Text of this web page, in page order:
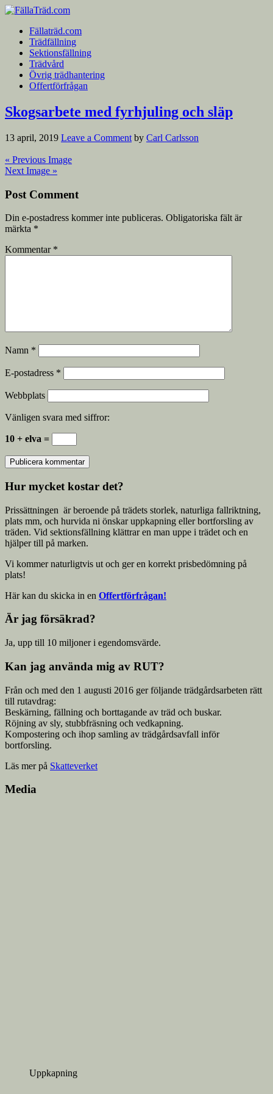
Fällaträd.com
Trädfällning
Sektionsfällning
Trädvård
Övrig trädhantering
Offertförfrågan
Skogsarbete med fyrhjuling och släp
13 april, 2019 Leave a Comment by Carl Carlsson
« Previous Image
Next Image »
Post Comment
Din e-postadress kommer inte publiceras. Obligatoriska fält är
märkta *
Kommentar *
Namn *
E-postadress *
Webbplats
Vänligen svara med siffror:
10 + elva =
Hur mycket kostar det?
Prissättningen är beroende på trädets storlek, naturliga fallriktning,
plats mm, och hurvida ni önskar uppkapning eller bortforsling av
träden. Vid sektionsfällning klättrar en man uppe i trädet och en
hjälper till på marken.
Vi kommer naturligtvis ut och ger en korrekt prisbedömning på
plats!
Här kan du skicka in en Offertförfrågan!
Är jag försäkrad?
Ja, upp till 10 miljoner i egendomsvärde.
Kan jag använda mig av RUT?
Från och med den 1 augusti 2016 ger följande trädgårdsarbeten rätt
till rutavdrag:
Beskärning, fällning och borttagande av träd och buskar.
Röjning av sly, stubbfräsning och vedkapning.
Kompostering och ihop samling av trädgårdsavfall inför
bortforsling.
Läs mer på Skatteverket
Media
Uppkapning